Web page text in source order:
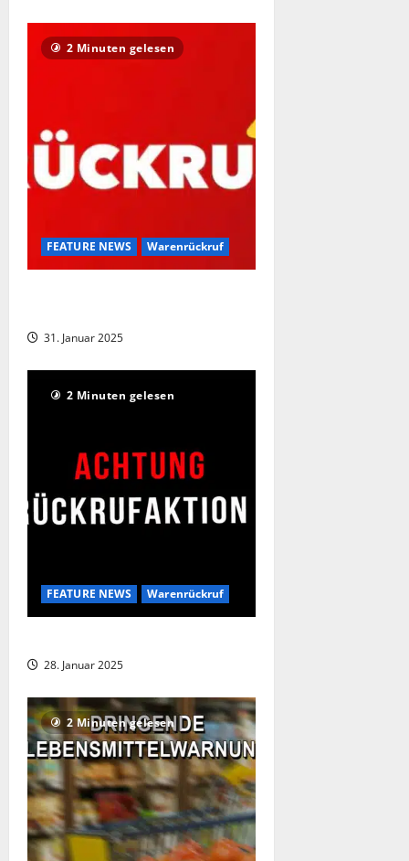
2 Minuten gelesen
FEATURE NEWS Warenrückruf
31. Januar 2025
2 Minuten gelesen
FEATURE NEWS Warenrückruf
28. Januar 2025
2 Minuten gelesen